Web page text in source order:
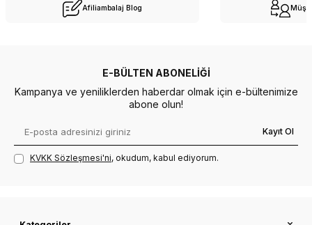
Afiliambalaj Blog
E-BÜLTEN ABONELIĞI
Kampanya ve yeniliklerden haberdar olmak için e-bültenimize
abone olun!
Kayıt Ol
KVKK Sözleşmesi'ni, okudum, kabul ediyorum.